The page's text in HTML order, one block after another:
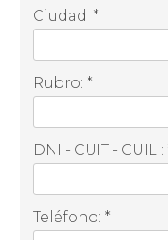
Ciudad: *
Rubro: *
DNI - CUIT - CUIL :
Teléfono: *